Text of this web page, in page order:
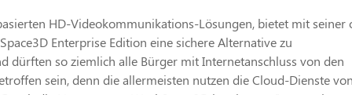
HD-Videokommunikations-Lösungen, bietet mit seiner
Enterprise Edition eine sichere Alternative zu
dürften so ziemlich alle Bürger mit Internetanschluss von den
sein, denn die allermeisten nutzen die Cloud-Dienste